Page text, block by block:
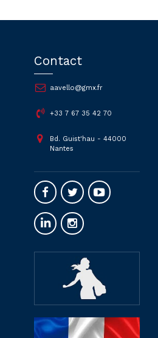
Contact
aavello@gmx.fr
+33 7 67 35 42 70
Bd. Guist'hau - 44000
Nantes